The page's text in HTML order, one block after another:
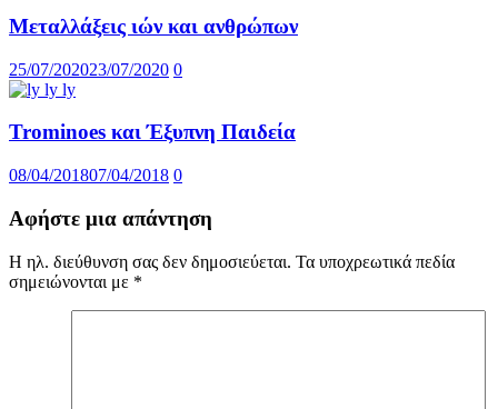
Μεταλλάξεις ιών και ανθρώπων
25/07/202023/07/2020 0
Trominoes και Έξυπνη Παιδεία
08/04/201807/04/2018 0
Αφήστε μια απάντηση
Η ηλ. διεύθυνση σας δεν δημοσιεύεται. Τα υποχρεωτικά πεδία
σημειώνονται με *